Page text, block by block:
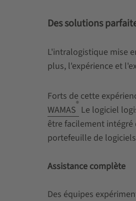
Des solutions
L'intralogistique mise
plus, l'expérience et
Forts de cette
WAMAS
®
Le logiciel
être facilement intégré
portefeuille de
Assistance complète
Des équipes